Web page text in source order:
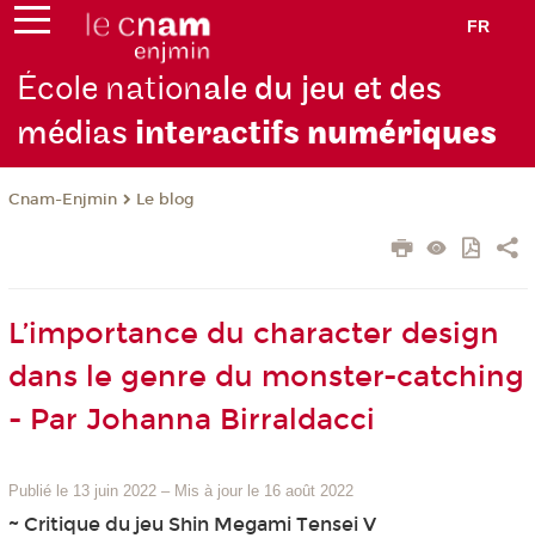
FR
École nationale du jeu et des
médias interactifs numériques
Cnam-Enjmin Le blog
L’importance du character design
dans le genre du monster-catching
- Par Johanna Birraldacci
Publié le 13 juin 2022 – Mis à jour le 16 août 2022
~ Critique du jeu Shin Megami Tensei V